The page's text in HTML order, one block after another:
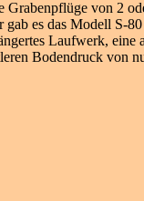
Grabenpflüge von 2
gab es das Modell S-
Laufwerk, eine
Bodendruck von